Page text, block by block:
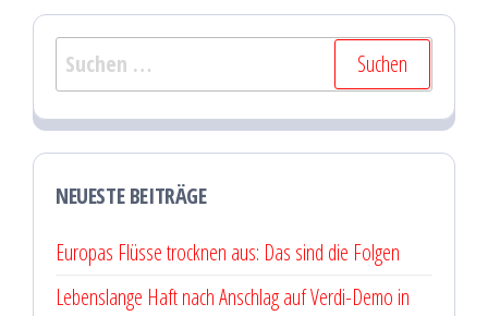
Suchen
nach:
NEUESTE BEITRÄGE
Europas Flüsse trocknen aus: Das sind die Folgen
Lebenslange Haft nach Anschlag auf Verdi-Demo in